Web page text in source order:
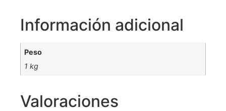
Información adicional
Peso
1 kg
Valoraciones